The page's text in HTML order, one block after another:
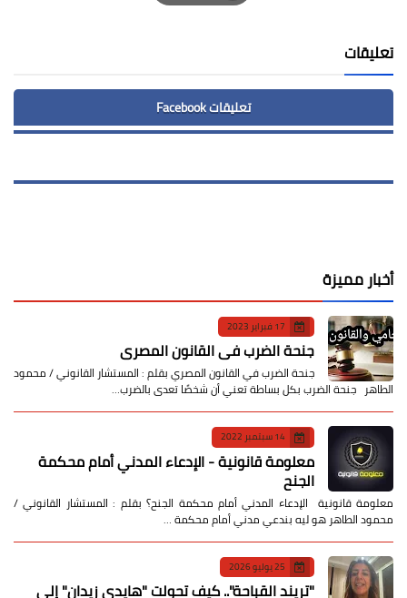
Print
تعليقات
تعليقات Facebook
أخبار مميزة
17 فبراير 2023
جنحة الضرب في القانون المصري
جنحة الضرب في القانون المصري بقلم : المستشار القانوني / محمود
الطاهر جنحة الضرب بكل بساطة تعني أن شخصًا تعدى بالضرب…
14 سبتمبر 2022
معلومة قانونية - الإدعاء المدني أمام محكمة
الجنح
معلومة قانونية الإدعاء المدني أمام محكمة الجنح؟ بقلم : المستشار القانوني /
محمود الطاهر هو ليه بندعي مدني أمام محكمة …
25 يوليو 2026
​"تريند القباحة".. كيف تحولت "هايدي زيدان" إلى